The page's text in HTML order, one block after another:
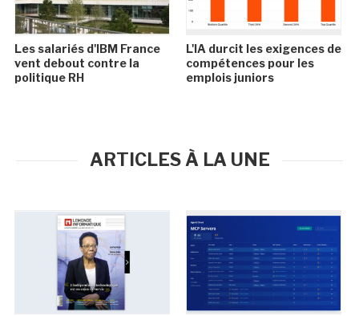
Les salariés d'IBM France
vent debout contre la
politique RH
L'IA durcit les exigences de
compétences pour les
emplois juniors
ARTICLES À LA UNE